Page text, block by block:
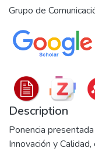
Grupo de
Description
Ponencia
Innovación y